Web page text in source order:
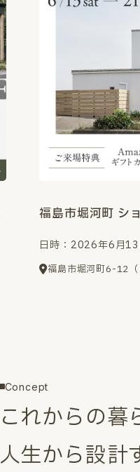
福島市堀河町 シ
日時：2026年6月
福島市堀河町6-12（
Concept
これからの暮
人生から設計